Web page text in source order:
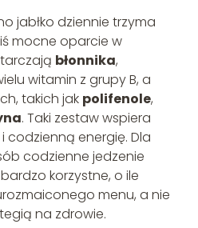
jabłko dziennie trzyma
mocne oparcie w
błonnika,
witamin z grupy B, a
takich jak polifenole,
. Taki zestaw wspiera
codzienną energię. Dla
codzienne jedzenie
korzystne, o ile
menu, a nie
na zdrowie.